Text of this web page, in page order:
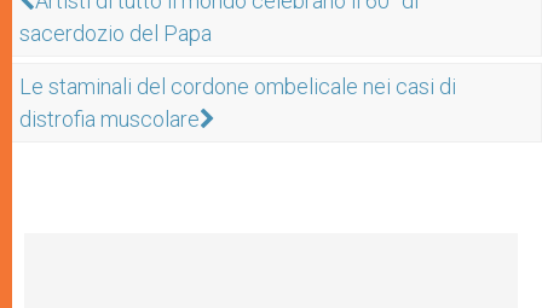
sacerdozio del Papa
Le staminali del cordone ombelicale nei casi di
distrofia muscolare